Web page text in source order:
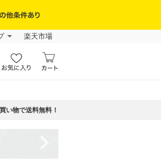
楽天市場
い物で送料無料！